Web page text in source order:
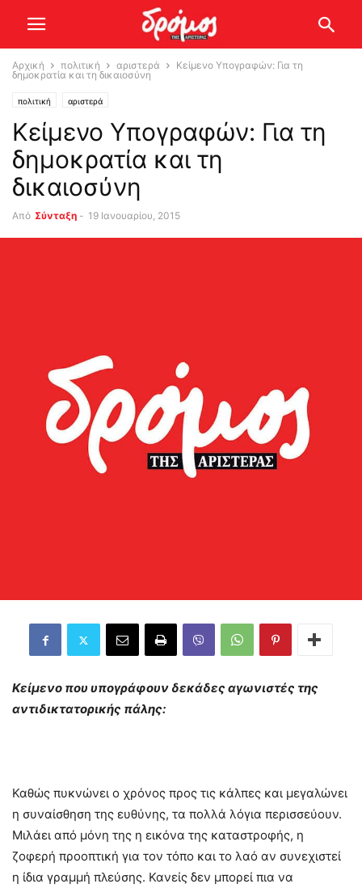
Αρχική πολιτική αριστερά
Κείμενο Υπογραφών: Για τη
δημοκρατία και τη δικαιοσύνη
πολιτική αριστερά
Κείμενο Υπογραφών: Για τη
δημοκρατία και τη
δικαιοσύνη
Από Σύνταξη - 19 Ιανουαρίου, 2015
Κείμενο που υπογράφουν δεκάδες αγωνιστές της
αντιδικτατορικής πάλης:
Καθώς πυκνώνει ο χρόνος προς τις κάλπες και μεγαλώνει
η συναίσθηση της ευθύνης, τα πολλά λόγια περισσεύουν.
Μιλάει από μόνη της η εικόνα της καταστροφής, η
ζοφερή προοπτική για τον τόπο και το λαό αν συνεχιστεί
η ίδια γραμμή πλεύσης. Κανείς δεν μπορεί πια να